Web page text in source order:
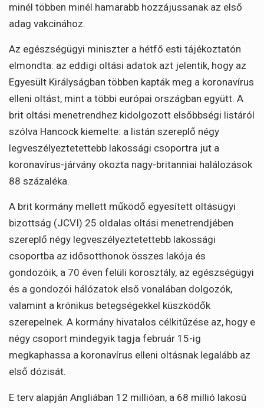
minél többen minél hamarabb hozzájussanak az első
adag vakcinához.
Az egészségügyi miniszter a hétfő esti tájékoztatón
elmondta: az eddigi oltási adatok azt jelentik, hogy az
Egyesült Királyságban többen kapták meg a koronavírus
elleni oltást, mint a többi európai országban együtt. A
brit oltási menetrendhez kidolgozott elsőbbségi listáról
szólva Hancock kiemelte: a listán szereplő négy
legveszélyeztetettebb lakossági csoportra jut a
koronavírus-járvány okozta nagy-britanniai halálozások
88 százaléka.
A brit kormány mellett működő egyesített oltásügyi
bizottság (JCVI) 25 oldalas oltási menetrendjében
szereplő négy legveszélyeztetettebb lakossági
csoportba az idősotthonok összes lakója és
gondozóik, a 70 éven felüli korosztály, az egészségügyi
és a gondozói hálózatok első vonalában dolgozók,
valamint a krónikus betegségekkel küszködők
szerepelnek. A kormány hivatalos célkitűzése az, hogy e
négy csoport mindegyik tagja február 15-ig
megkaphassa a koronavírus elleni oltásnak legalább az
első dózisát.
E terv alapján Angliában 12 millióan, a 68 millió lakosú